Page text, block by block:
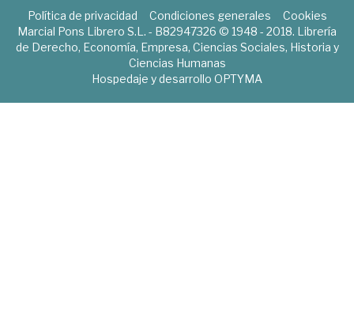
Política de privacidad Condiciones generales
Cookies
Marcial Pons Librero S.L. - B82947326 © 1948 - 2018. Librería
de Derecho, Economía, Empresa, Ciencias Sociales, Historia y
Ciencias Humanas
Hospedaje y desarrollo OPTYMA